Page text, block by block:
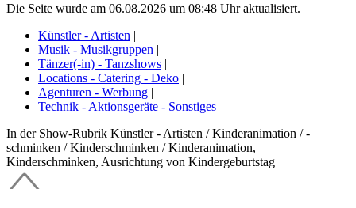
Die Seite wurde am 06.08.2026 um 08:48 Uhr aktualisiert.
Künstler - Artisten |
Musik - Musikgruppen |
Tänzer(-in) - Tanzshows |
Locations - Catering - Deko |
Agenturen - Werbung |
Technik - Aktionsgeräte - Sonstiges
In der Show-Rubrik Künstler - Artisten / Kinderanimation / -
schminken / Kinderschminken / Kinderanimation,
Kinderschminken, Ausrichtung von Kindergeburtstag